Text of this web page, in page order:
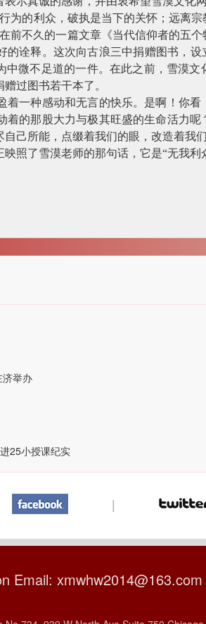
为的利众，破执是当下的关怀；远离
前不久的一篇文章《当代信仰者的五
诠释。这次向古浪三中捐赠图书，
微不足道的一件。在此之前，雪漠
过图书若干本了。
着一种感动和无言的快乐。是啊！你
的那股大力与极其旺盛的生命活力
所能，点缀着我们的眼，改造着我们
映照了雪漠老师的那句话，它是“无我
济举办
25小授课纪实
|
Email: xmwhw2014@163.com